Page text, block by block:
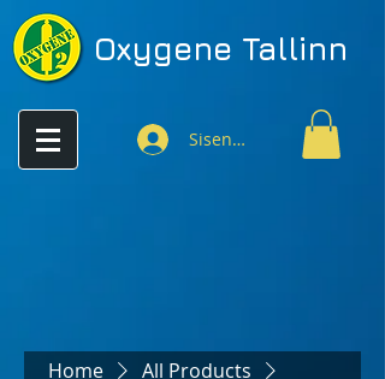
Oxygene Tallinn
Sisenen
Home
All Products